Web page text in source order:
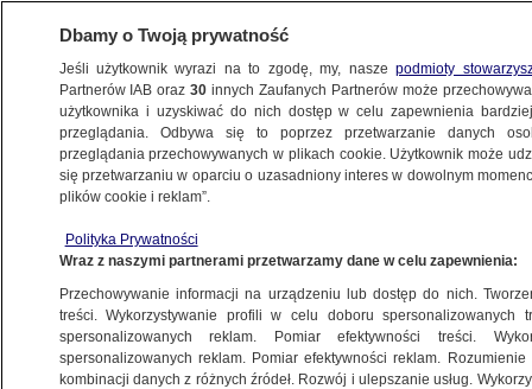
TO WARTO WIEDZIEĆ
Jorku, wyrok dla Doriana S.
5.11.2025, 05:22
Posłuchaj artykułu
Czyta lektor AI
Dbamy o Twoją prywatność
Jeśli użytkownik wyrazi na to zgodę, my, naszepodmioty
Partnerów IAB oraz30 innych Zaufanych Partnerów może
użytkownika i uzyskiwać do nich dostęp w celu zapewnienia
przeglądania. Odbywa się to poprzez przetwarzanie danych
przeglądania przechowywanych w plikach cookie. Użytkownik może
się przetwarzaniu w oparciu o uzasadniony interes w dowolnym
plików cookie i reklam”.
Polityka Prywatności
Wraz z naszymi partnerami przetwarzamy dane w celu zapewnienia:
Przechowywanie informacji na urządzeniu lub dostęp do nich.
treści. Wykorzystywanie profili w celu doboru spersonalizowanych
spersonalizowanych reklam. Pomiar efektywności treści.
spersonalizowanych reklam. Pomiar efektywności reklam.
kombinacji danych z różnych źródeł. Rozwój i ulepszanie usług.